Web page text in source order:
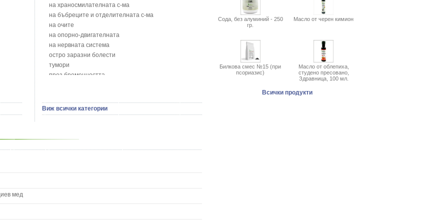
Блян
Бобови шушулки - Phaseolus Vulgaris L.
Божур - Paeonia Decora
Борови връхчета - Pinus sylvestris
Босилек - Ocimum Basillicum
Брей - Tamus Communis
Брош - Rubia tinctorum L.
Бръшлян - Hedera helix L.
Бял имел - Viscum album L.
Бял оман - Inula Helenium L.
Бяла върба - Salix Аlba
на храносмилателната с-ма
на бъбреците и отделителната с-ма
на очите
на опорно-двигателната
на нервната система
остро заразни болести
тумори
през бременността
сексуални проблеми
на половите органи
Виж всички категории
мед
Сода, без алуминий - 250
гр.
Масло от черен кимион
Билкова смес №15 (при
псориазис)
Масло от облепиха,
студено пресовано,
Здравница, 100 мл.
Всички продукти